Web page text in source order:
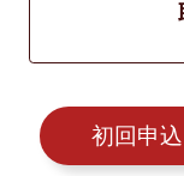
初回申込